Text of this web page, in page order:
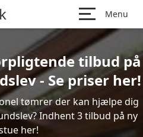
Menu
tilbud på
- Se priser her!
tømrer der kan hjælpe dig
Indhent 3 tilbud på ny
her!